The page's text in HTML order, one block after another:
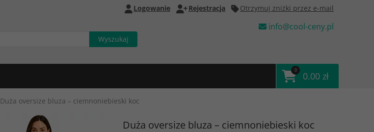
Logowanie Rejestracja Otrzymuj zniżki przez e-mail
info@cool-ceny.pl
0
0.00 zł
Duża oversize bluza – ciemnoniebieski koc
Duża oversize bluza – ciemnoniebieski koc